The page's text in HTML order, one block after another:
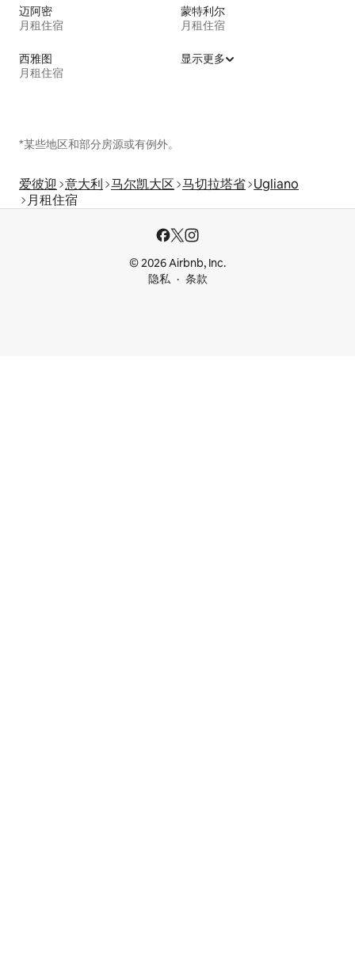
迈阿密
月租住宿
蒙特利尔
月租住宿
西雅图
月租住宿
显示更多
*某些地区和部分房源或有例外。
爱彼迎 意大利 马尔凯大区 马切拉塔省 Ugliano
月租住宿
© 2026 Airbnb, Inc.
隐私
条款